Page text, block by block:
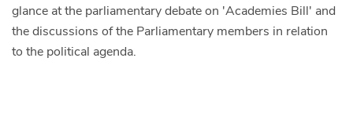
glance at the parliamentary debate on 'Academies Bill' and
the discussions of the Parliamentary members in relation
to the political agenda.